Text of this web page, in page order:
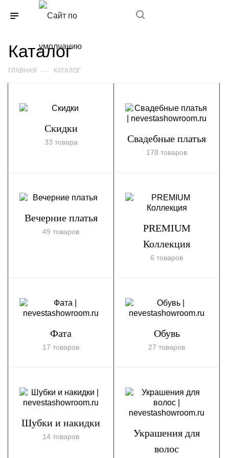
Каталог
ГЛАВНАЯ — КАТАЛОГ
Скидки
33 товара Свадебные платья
178 товаров
Вечерние платья
49 товаров
PREMIUM
Коллекция
6 товаров
Фата
17 товаров
Обувь
27 товаров
Шубки и накидки
14 товаров
Украшения для
волос